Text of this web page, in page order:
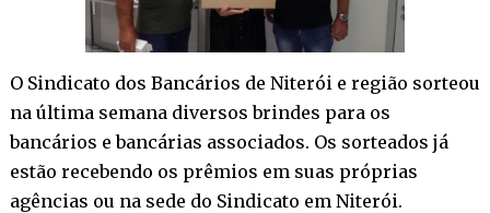
O Sindicato dos Bancários de Niterói e região sorteou
na última semana diversos brindes para os
bancários e bancárias associados. Os sorteados já
estão recebendo os prêmios em suas próprias
agências ou na sede do Sindicato em Niterói.